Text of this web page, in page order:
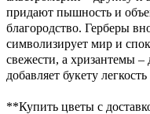
придают пышность и
благородство. Герберы
символизирует мир и
свежести, а хризантемы –
добавляет букету
**Купить цветы с